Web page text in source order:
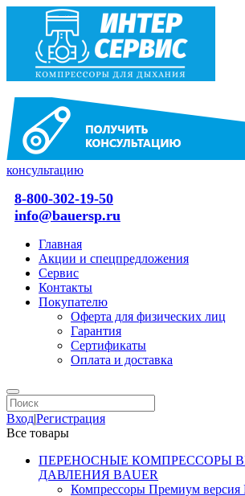
консультацию
8-800-302-19-50
info@bauersp.ru
Главная
Акции и спецпредложения
Сервис
Контакты
Покупателю
Оферта для физических лиц
Гарантия
Сертификаты
Оплата и доставка
Вход|Регистрация
Все товары
ПЕРЕНОСНЫЕ КОМПРЕССОРЫ
ДАВЛЕНИЯ BAUER
Компрессоры Премиум версия